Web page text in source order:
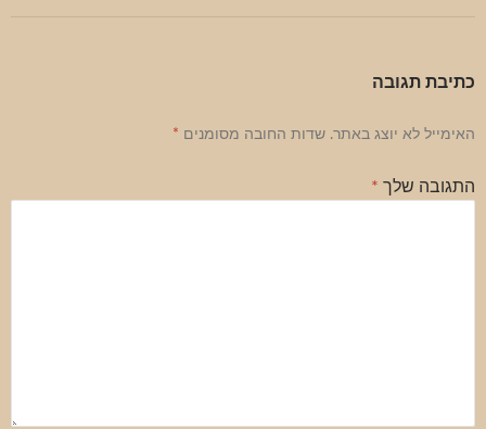
כתיבת תגובה
האימייל לא יוצג באתר. שדות החובה מסומנים *
התגובה שלך *